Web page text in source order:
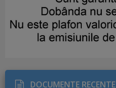
DOCUMENTE RECENTE